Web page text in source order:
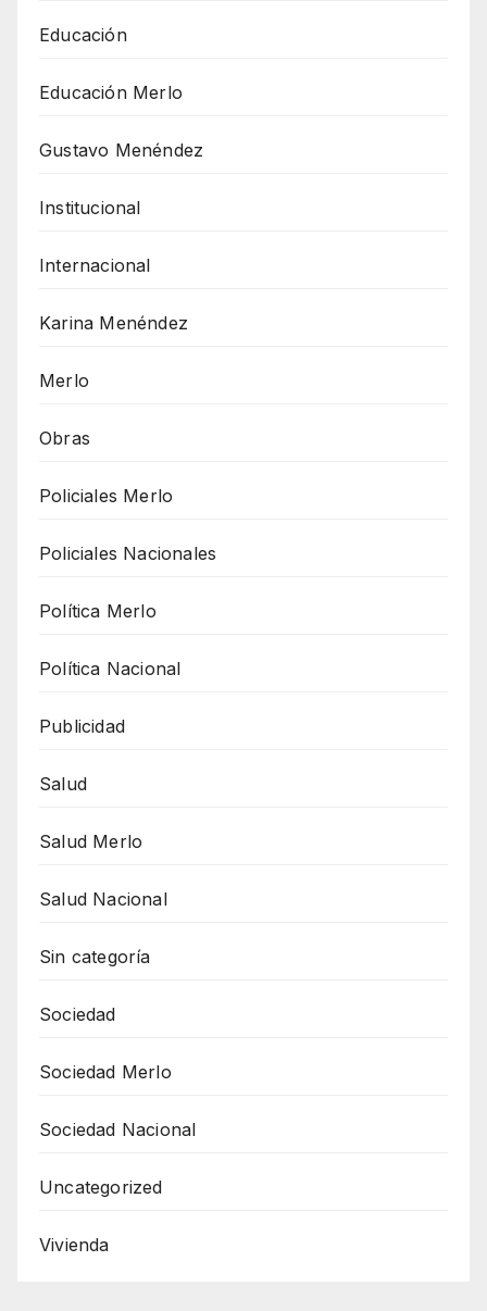
Educación
Educación Merlo
Gustavo Menéndez
Institucional
Internacional
Karina Menéndez
Merlo
Obras
Policiales Merlo
Policiales Nacionales
Política Merlo
Política Nacional
Publicidad
Salud
Salud Merlo
Salud Nacional
Sin categoría
Sociedad
Sociedad Merlo
Sociedad Nacional
Uncategorized
Vivienda